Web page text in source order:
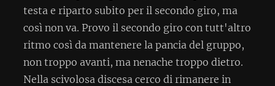
testa e riparto subito per il secondo giro, ma
così non va. Provo il secondo giro con tutt'altro
ritmo così da mantenere la pancia del gruppo,
non troppo avanti, ma nenache troppo dietro.
Nella scivolosa discesa cerco di rimanere in